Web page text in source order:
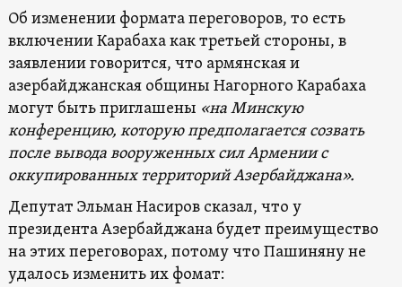
Об изменении формата переговоров, то есть
включении Карабаха как третьей стороны, в
заявлении говорится, что армянская и
азербайджанская общины Нагорного Карабаха
могут быть приглашены «на Минскую
конференцию, которую предполагается созвать
после вывода вооруженных сил Армении с
оккупированных территорий Азербайджана».
Депутат Эльман Насиров сказал, что у
президента Азербайджана будет преимущество
на этих переговорах, потому что Пашиняну не
удалось изменить их фомат: